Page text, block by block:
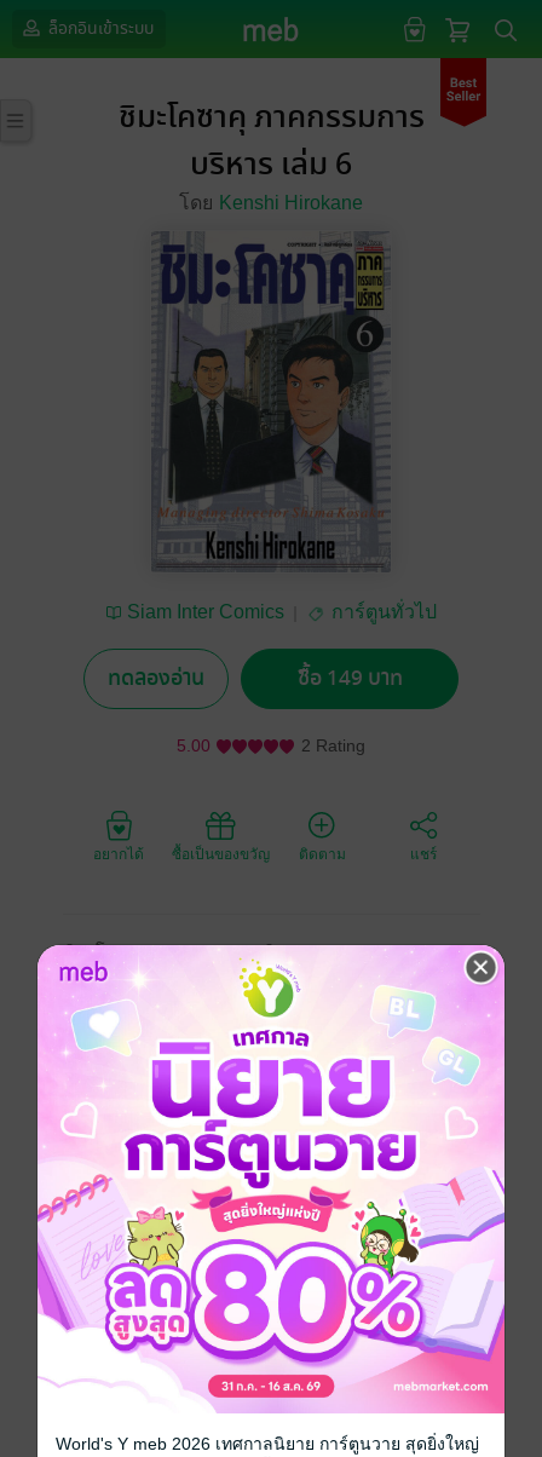
ล็อกอินเข้าระบบ
ชิมะโคซาคุ ภาคกรรมการ
บริหาร เล่ม 6
โดย Kenshi Hirokane
Siam Inter Comics การ์ตูนทั่วไป
ทดลองอ่าน ซื้อ 149 บาท
5.00 2 Rating
อยากได้ ซื้อเป็นของขวัญ ติดตาม แชร์
ชิมะโคซาคุ ภาคกรรมการบริหาร
Torishimariyaku Shima Kousaku
Managing Director Shima Kosaku
เสิง เลี่ยเวิง คนหนุ่มผู้โดดเด่นปรากฏตัวที่ชูฟาอิเล็กทริกส์
ของซุนรุ่ย เบื้องหน้าเป็นธุรกิจที่มีความสามารถแต่ซ่อน
เร้นความทะเยอทะยานอันยิ่งใหญ่เอาไว้
การ์ตูนญี่ปุ่น ดรามา โรแมนติก
สไลซ์ออฟไลฟ์ โรมานซ์
ซีรีส์ ชิมะโคซาคุ ภาคกรรมการบริหาร
ประเภทไฟล์ pdf
วันที่วางขาย 23 พฤศจิกายน 2561
234 หน้า
World's Y meb 2026 เทศกาลนิยาย การ์ตูนวาย สุดยิ่งใหญ่